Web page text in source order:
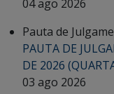
04 ago 2026
Pauta de
PAUTA DE
DE 2026
03 ago 2026